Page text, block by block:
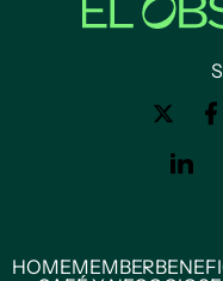
HOMEMEMBER